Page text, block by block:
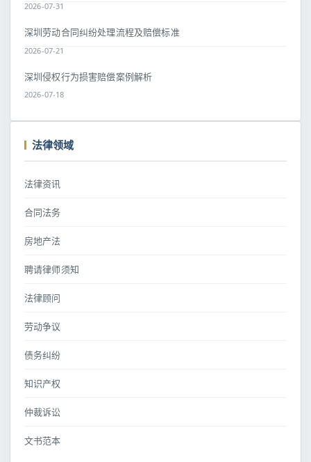
2026-07-31
深圳劳动合同纠纷处理流程及赔偿标准
2026-07-21
深圳侵权行为损害赔偿案例解析
2026-07-18
法律领域
法律资讯
合同法务
房地产法
聘请律师须知
法律顾问
劳动争议
债务纠纷
知识产权
仲裁诉讼
文书范本